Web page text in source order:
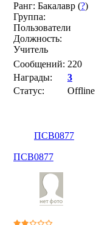
Ранг: Бакалавр (?)
Группа:
Пользователи
Должность:
Учитель
Сообщений: 220
Награды:
3
Статус:
Offline
ПСВ0877
ПСВ0877